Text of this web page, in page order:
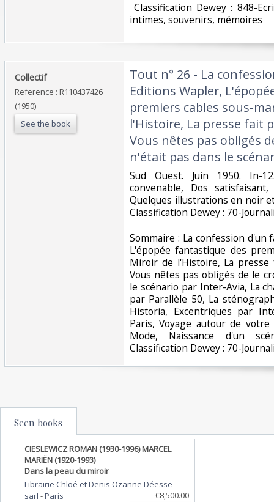
Classification Dewey : 848-
intimes, souvenirs, mémoires‎
‎Collectif‎
Reference : R110437426
(1950)
See the book
‎Tout n° 26 - La
Editions Wapler,
premiers cables sous-
l'Histoire, La presse fait
Vous nêtes pas obligés
n'était pas dans le
‎Sud Ouest. Juin 1950. In-
convenable, Dos
Quelques illustrations en noir
Classification Dewey : 70-
‎Sommaire : La confession d'un
L'épopée fantastique des
Miroir de l'Histoire, La presse
Vous nêtes pas obligés de le
le scénario par Inter-Avia, La
par Parallèle 50, La
Historia, Excentriques par
Paris, Voyage autour de
Mode, Naissance d'un
Classification Dewey : 70-
Seen books
CIESLEWICZ ROMAN (1930-1996) MARCEL
MARIËN (1920-1993)
Dans la peau du miroir
Librairie Chloé et Denis Ozanne Déesse
sarl -Paris
€8,500.00